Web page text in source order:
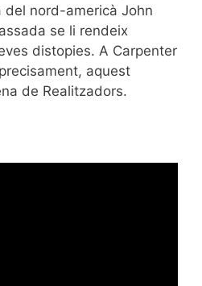
del nord-americà John
se li rendeix
distopies. A Carpenter
aquest
de Realitzadors.